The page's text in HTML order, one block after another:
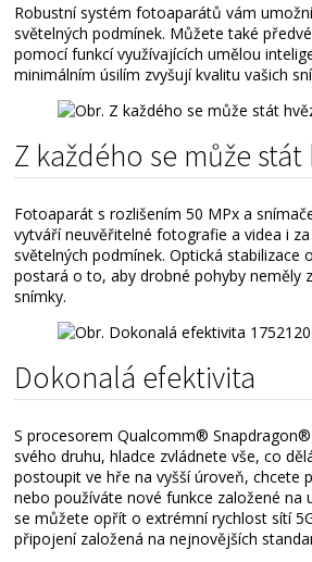
Robustní systém fotoaparátů vám
světelných podmínek. Můžete také
pomocí funkcí využívajících umělou
minimálním úsilím zvyšují kvalitu vašich
Z každého se může stát
Fotoaparát s rozlišením 50 MPx a
vytváří neuvěřitelné fotografie a videa i
světelných podmínek. Optická stabilizace
postará o to, aby drobné pohyby neměly
snímky.
Dokonalá efektivita
S procesorem Qualcomm®
svého druhu, hladce zvládnete vše, co
postoupit ve hře na vyšší úroveň, chcete
nebo používáte nové funkce založené na
se můžete opřít o extrémní rychlost sítí
připojení založená na nejnovějších